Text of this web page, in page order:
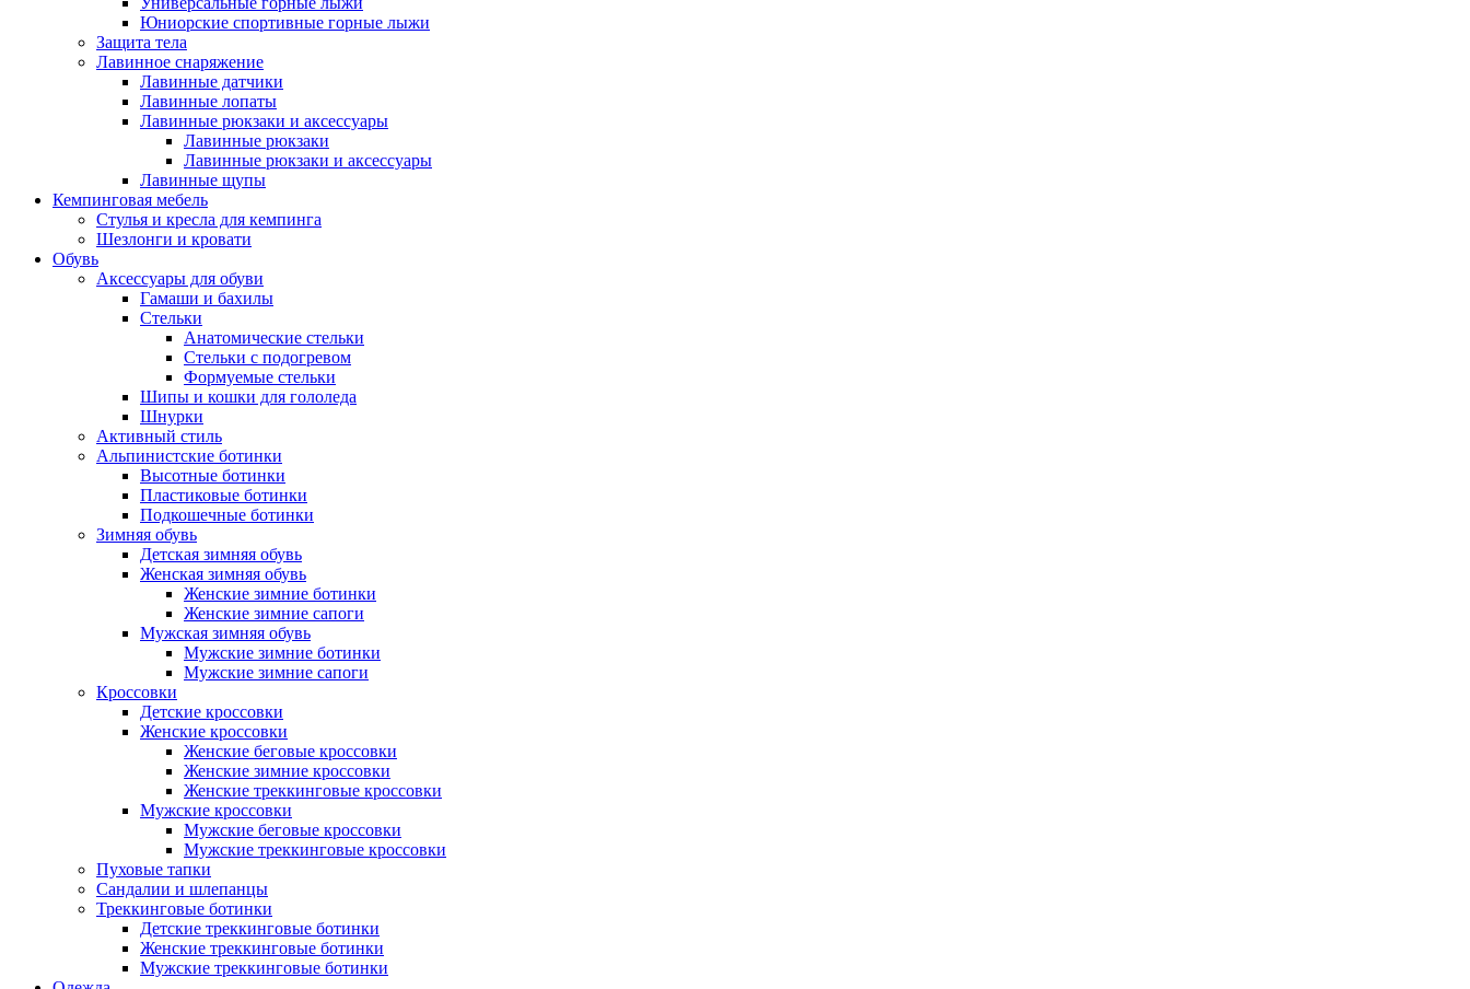
Юниорские спортивные горные лыжи
Защита тела
Лавинное снаряжение
Лавинные датчики
Лавинные лопаты
Лавинные рюкзаки и аксессуары
Лавинные рюкзаки
Лавинные рюкзаки и аксессуары
Лавинные щупы
Кемпинговая мебель
Стулья и кресла для кемпинга
Шезлонги и кровати
Обувь
Аксессуары для обуви
Гамаши и бахилы
Стельки
Анатомические стельки
Стельки с подогревом
Формуемые стельки
Шипы и кошки для гололеда
Шнурки
Активный стиль
Альпинистские ботинки
Высотные ботинки
Пластиковые ботинки
Подкошечные ботинки
Зимняя обувь
Детская зимняя обувь
Женская зимняя обувь
Женские зимние ботинки
Женские зимние сапоги
Мужская зимняя обувь
Мужские зимние ботинки
Мужские зимние сапоги
Кроссовки
Детские кроссовки
Женские кроссовки
Женские беговые кроссовки
Женские зимние кроссовки
Женские треккинговые кроссовки
Мужские кроссовки
Мужские беговые кроссовки
Мужские треккинговые кроссовки
Пуховые тапки
Сандалии и шлепанцы
Треккинговые ботинки
Детские треккинговые ботинки
Женские треккинговые ботинки
Мужские треккинговые ботинки